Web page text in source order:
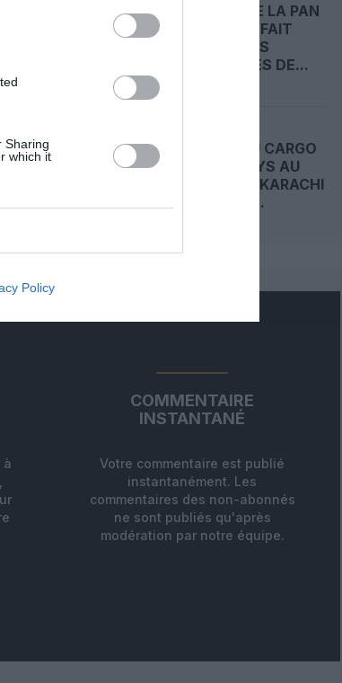
Sharing
which it
Policy
LE DC‑4 DE LA PAN
AM, QUI A FAIT
NAÎTRE LES
CONSIGNES DE...
CRASH DU CARGO
K2 AIRWAYS AU
LARGE DE KARACHI
: L’ÉPAVE...
à
COMMENTAIRE
INSTANTANÉ
Votre commentaire est publié
instantanément. Les
commentaires des non-abonnés
ne sont publiés qu'après
modération par notre équipe.